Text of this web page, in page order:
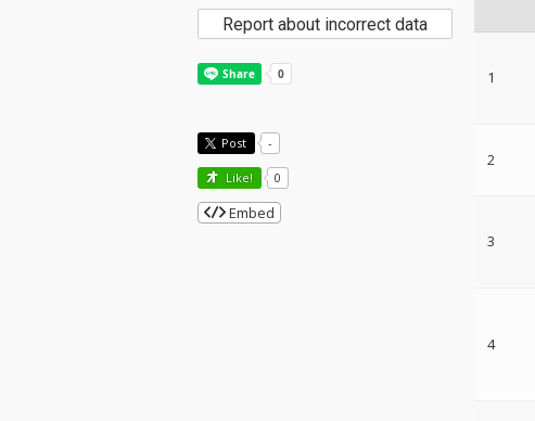
1
2
3
4
Report about incorrect data
Post -
Like! 0
Embed